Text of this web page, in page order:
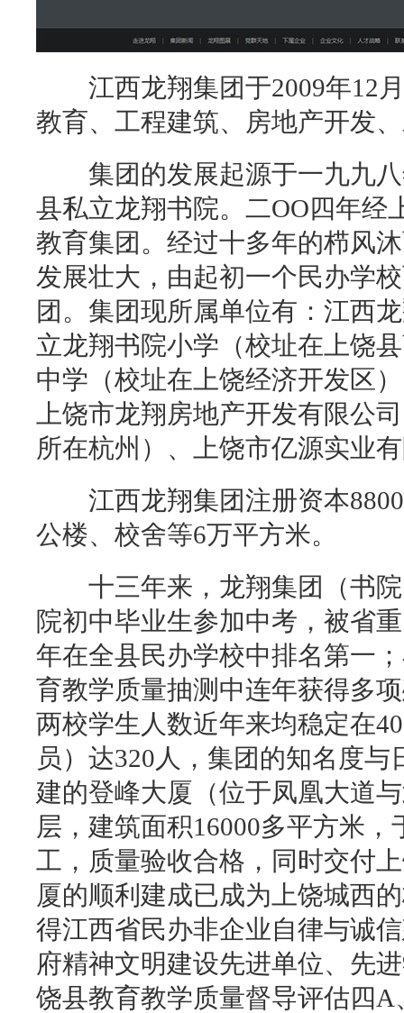
江西龙翔集团于2009年12月
教育、工程建筑、房地产开发
集团的发展起源于一九九八
县私立龙翔书院。二OO四年经
教育集团。经过十多年的栉风
发展壮大，由起初一个民办学
团。集团现所属单位有：江西
立龙翔书院小学（校址在上饶
中学（校址在上饶经济开发区
上饶市龙翔房地产开发有限公
所在杭州）、上饶市亿源实业
江西龙翔集团注册资本8800
公楼、校舍等6万平方米。
十三年来，龙翔集团（书院
院初中毕业生参加中考，被省
年在全县民办学校中排名第一
育教学质量抽测中连年获得多
两校学生人数近年来均稳定在
员）达320人，集团的知名度
建的登峰大厦（位于凤凰大道
层，建筑面积16000多平方米
工，质量验收合格，同时交付
厦的顺利建成已成为上饶城西
得江西省民办非企业自律与诚
府精神文明建设先进单位、先
饶县教育教学质量督导评估四